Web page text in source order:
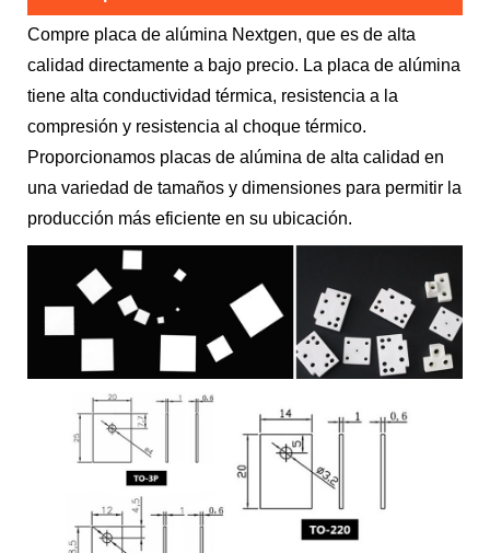
Compre placa de alúmina Nextgen, que es de alta
calidad directamente a bajo precio. La placa de alúmina
tiene alta conductividad térmica, resistencia a la
compresión y resistencia al choque térmico.
Proporcionamos placas de alúmina de alta calidad en
una variedad de tamaños y dimensiones para permitir la
producción más eficiente en su ubicación.